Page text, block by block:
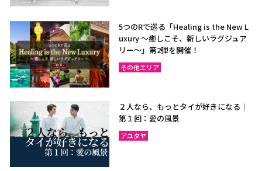
5つのRで巡る「Healing is the New L
uxury ～癒しこそ、新しいラグジュア
リー〜」第2弾を開催！
その他エリア
２人なら、もっとタイが好きになる｜
第１回：愛の風景
アユタヤ